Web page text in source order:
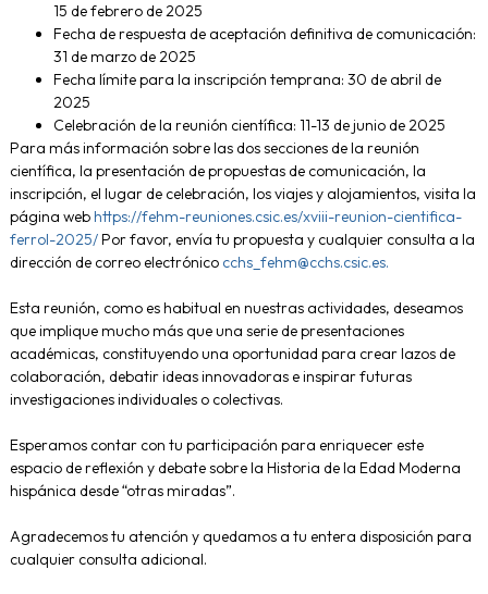
15 de febrero de 2025
Fecha de respuesta de aceptación definitiva de comunicación:
31 de marzo de 2025
Fecha límite para la inscripción temprana: 30 de abril de
2025
Celebración de la reunión científica: 11-13 de junio de 2025
Para más información sobre las dos secciones de la reunión
científica, la presentación de propuestas de comunicación, la
inscripción, el lugar de celebración, los viajes y alojamientos, visita la
página web https://fehm-reuniones.csic.es/xviii-reunion-cientifica-
ferrol-2025/Por favor, envía tu propuesta y cualquier consulta a la
dirección de correo electrónico cchs_fehm@cchs.csic.es.
Esta reunión, como es habitual en nuestras actividades, deseamos
que implique mucho más que una serie de presentaciones
académicas, constituyendo una oportunidad para crear lazos de
colaboración, debatir ideas innovadoras e inspirar futuras
investigaciones individuales o colectivas.
Esperamos contar con tu participación para enriquecer este
espacio de reflexión y debate sobre la Historia de la Edad Moderna
hispánica desde “otras miradas”.
Agradecemos tu atención y quedamos a tu entera disposición para
cualquier consulta adicional.